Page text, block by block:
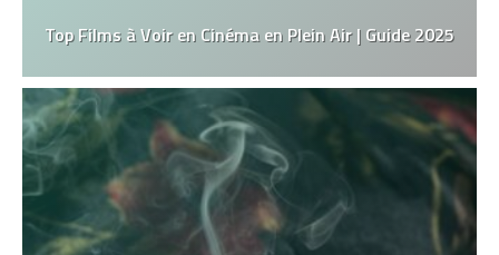
Top Films à Voir en Cinéma en Plein Air | Guide 2025